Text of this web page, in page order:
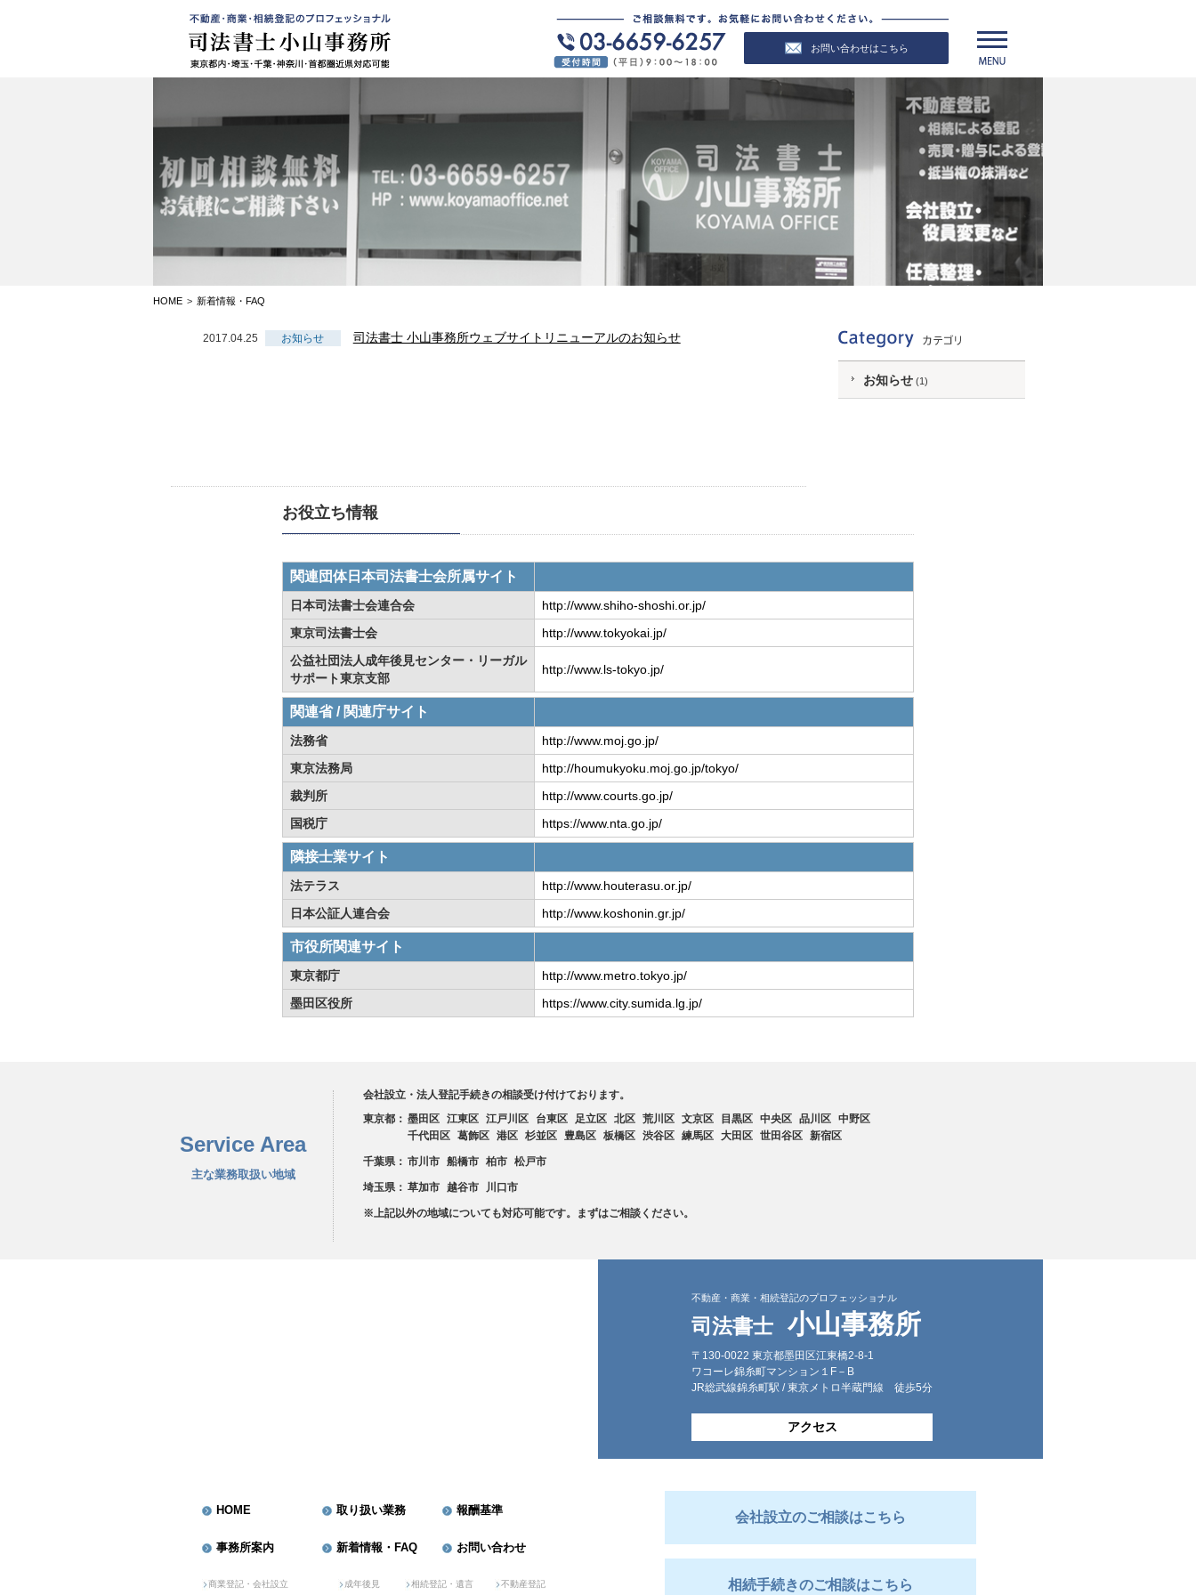
お問い合わせはこちら
HOME > 新着情報・FAQ
2017.04.25 お知らせ 司法書士 小山事務所ウェブサイトリニューアルのお知らせ
お知らせ (1)
お役立ち情報
関連団体日本司法書士会所属サイト
日本司法書士会連合会
http://www.shiho-shoshi.or.jp/
東京司法書士会
http://www.tokyokai.jp/
公益社団法人成年後見センター・リーガル
サポート東京支部
http://www.ls-tokyo.jp/
関連省 / 関連庁サイト
法務省
http://www.moj.go.jp/
東京法務局
http://houmukyoku.moj.go.jp/tokyo/
裁判所
http://www.courts.go.jp/
国税庁
https://www.nta.go.jp/
隣接士業サイト
法テラス
http://www.houterasu.or.jp/
日本公証人連合会
http://www.koshonin.gr.jp/
市役所関連サイト
東京都庁
http://www.metro.tokyo.jp/
墨田区役所
https://www.city.sumida.lg.jp/
Service Area
主な業務取扱い地域
会社設立・法人登記手続きの相談受け付けております。
東京都： 墨田区 江東区 江戸川区 台東区 足立区 北区 荒川区 文京区 目黒区 中央区 品川区 中野区
千代田区 葛飾区 港区 杉並区 豊島区 板橋区 渋谷区 練馬区 大田区 世田谷区 新宿区
千葉県： 市川市 船橋市 柏市 松戸市
埼玉県： 草加市 越谷市 川口市
※上記以外の地域についても対応可能です。まずはご相談ください。
不動産・商業・相続登記のプロフェッショナル
司法書士 小山事務所
〒130-0022 東京都墨田区江東橋2-8-1
ワコーレ錦糸町マンション１F－B
JR総武線錦糸町駅 / 東京メトロ半蔵門線 徒歩5分
アクセス
HOME 取り扱い業務 報酬基準
事務所案内 新着情報・FAQ お問い合わせ
商業登記・会社設立 成年後見 相続登記・遺言 不動産登記
会社設立のご相談はこちら
相続手続きのご相談はこちら